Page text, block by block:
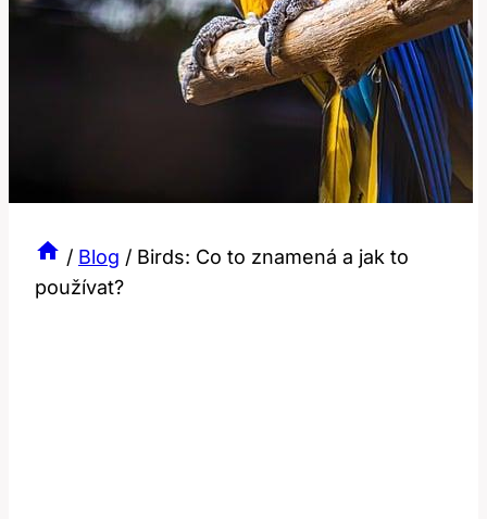
/ Blog / Birds: Co to znamená a jak to
používat?